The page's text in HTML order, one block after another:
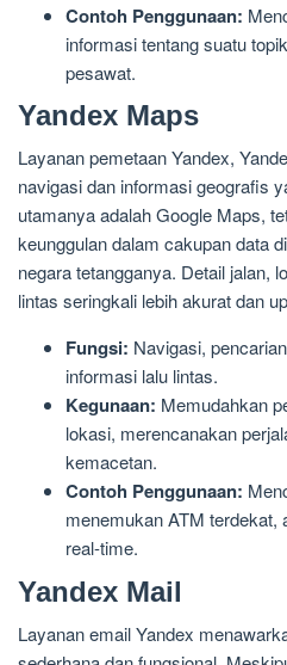
Contoh Penggunaan:
informasi tentang suatu
pesawat.
Yandex Maps
Layanan pemetaan Yandex,
navigasi dan informasi geografis
utamanya adalah Google Maps,
keunggulan dalam cakupan data
negara tetangganya. Detail jalan,
lintas seringkali lebih akurat dan
Fungsi: Navigasi,
informasi lalu lintas.
Kegunaan: Memudahkan
lokasi, merencanakan
kemacetan.
Contoh Penggunaan:
menemukan ATM terdekat,
real-time.
Yandex Mail
Layanan email Yandex